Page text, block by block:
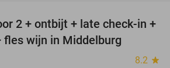
52%
2 + ontbijt + late check-in +
fles wijn in Middelburg
8.2 star